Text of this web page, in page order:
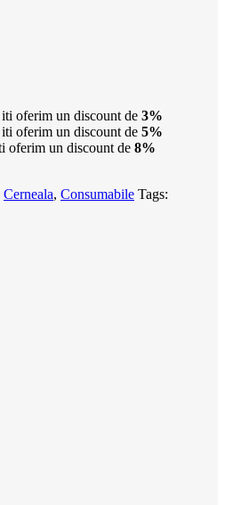
oferim un discount de 3%
oferim un discount de 5%
oferim un discount de 8%
Cerneala, Consumabile Tags: